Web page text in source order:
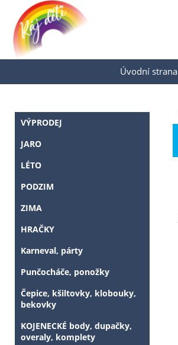
Úvodní strana
VÝPRODEJ
JARO
LÉTO
PODZIM
ZIMA
HRAČKY
Karneval, párty
Punčocháče, ponožky
Čepice, kšiltovky, klobouky,
bekovky
KOJENECKÉ body, dupačky,
overaly, komplety